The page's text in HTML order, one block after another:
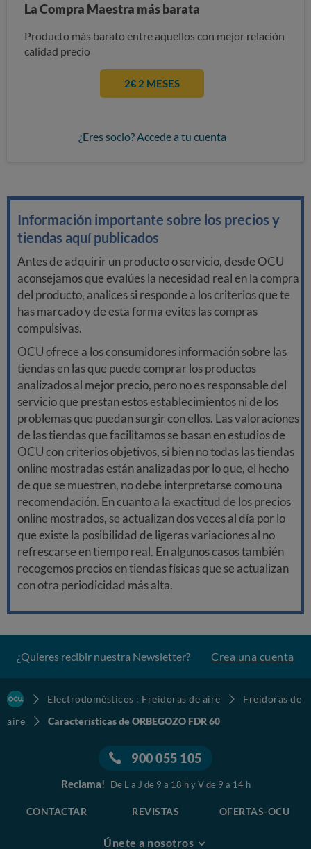
La Compra Maestra más barata
Producto más barato entre aquellos con mejor relación
calidad precio
2€ 2 MESES
¿Eres socio? Accede a tu cuenta
Información importante sobre los precios y
tiendas aquí publicados
Antes de adquirir un producto o servicio, desde OCU
aconsejamos que evalúes la necesidad real en la compra
del producto, analices si responde a los criterios que te
has marcado y de esta forma evites las compras
compulsivas.
OCU ofrece a los consumidores información sobre las
tiendas en las que puede comprar los productos
analizados al mejor precio, pero no es responsable del
servicio que prestan estos establecimientos ni de los
problemas que puedan surgir con ellos. Las valoraciones
de las tiendas que facilitamos se basan en estudios de
OCU con criterios objetivos, si bien no todas las tiendas
online mostradas están analizadas por lo que, el hecho
de que se muestren, no debe interpretarse como una
recomendación. En cuanto a la exactitud de los precios
online mostrados, se actualizan dos veces al día por lo
que existe la posibilidad de ligeras variaciones al no
refrescarse en tiempo real. En algunos casos también
recogemos precios en tiendas físicas que se actualizan
con otra periodicidad más alta.
¿Quieres recibir nuestra Newsletter? Crea una cuenta
Electrodomésticos : Freidoras de aire
Freidoras de
aire
Características de ORBEGOZO FDR 60
900 055 105
Reclama! De L a J de 9 a 18 h y V de 9 a 14 h
CONTACTAR REVISTAS OFERTAS-OCU
Únete a nosotros